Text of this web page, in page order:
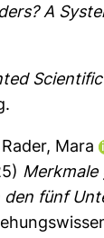
A
Rader, Mara
fünf